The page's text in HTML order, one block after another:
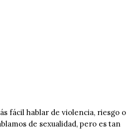
fácil hablar de violencia, riesgo o
de sexualidad, pero es tan